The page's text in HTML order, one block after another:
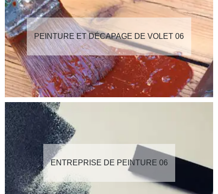
PEINTURE ET DÉCAPAGE DE VOLET 06
ENTREPRISE DE PEINTURE 06